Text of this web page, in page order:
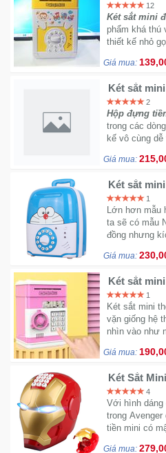
cho bé N3
12
Két sắt mini
phẩm khá thú
thiết kế nhỏ
Giá mua:
Két sắt
cho bé SAFE
2
Hộp đựng
trong các
kế vô cùng
Giá mua:
Két sắt
lớn - Có 1
Lớn hơn mẫu
ta sẽ có mẫu
đồng nhưng
thêm quai
Giá mua:
Két sắt
1
Két sắt mini
vặn giống hệ
nhìn vào như
Giá mua:
Két Sắt
Man
động
4
Với hình dáng
trong
tiền mini có
Giá mua: